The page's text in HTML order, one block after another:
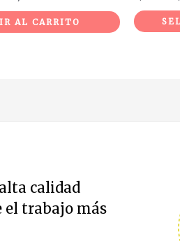
AL CARRITO
calidad
el trabajo más